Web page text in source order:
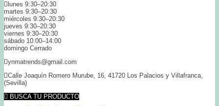
lunes 9:30–20:30
martes 9:30–20:30
miércoles 9:30–20:30
jueves 9:30–20:30
viernes 9:30–20:30
sábado 10:00–14:00
domingo Cerrado
ynmatrends@gmail.com
Calle Joaquín Romero Murube, 16, 41720 Los Palacios y Villafranca,
(Sevilla)
BUSCA TU PRODUCTO